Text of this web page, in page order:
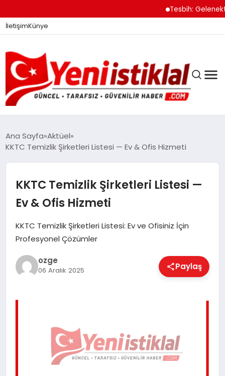
Tesbih:
İletişimKünye
GÜNDEM
DÜNYA
EĞITIM
EKONOMI
Ana Sayfa Aktüel
KKTC Temizlik Şirketleri Listesi — Ev & Ofis Hizmeti
KKTC Temizlik Şirketleri Listesi —
Ev & Ofis Hizmeti
KKTC Temizlik Şirketleri Listesi: Ev ve Ofisiniz İçin
Profesyonel Çözümler
ozge
06 Aralık 2025 Paylaş